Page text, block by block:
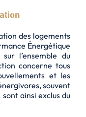
des logements
Énergétique
l’ensemble du
concerne tous
et les
souvent
sont ainsi exclus du